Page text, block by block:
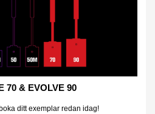
70 & EVOLVE 90
ditt exemplar redan idag!